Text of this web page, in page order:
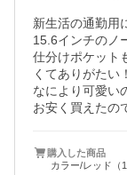
新生活の通勤用
15.6インチのノ
仕分けポケット
くてありがたい！
なにより可愛い
お安く買えたの
購入した商品
カラー/レッド（